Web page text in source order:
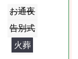
お通夜
告別式
火葬